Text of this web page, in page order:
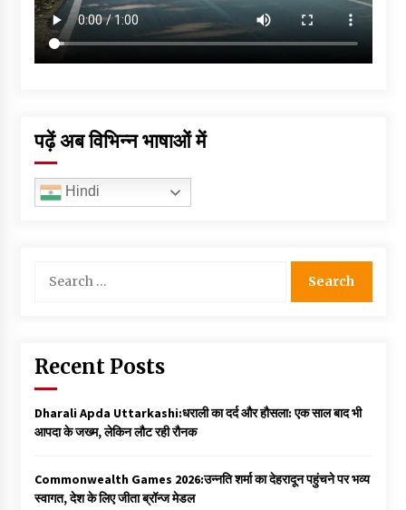
पढ़ें अब विभिन्न भाषाओं में
Hindi
for:
Recent Posts
Dharali Apda Uttarkashi:धराली का दर्द और हौसला: एक साल बाद भी
आपदा के जख्म, लेकिन लौट रही रौनक
Commonwealth Games 2026:उन्नति शर्मा का देहरादून पहुंचने पर भव्य
स्वागत, देश के लिए जीता ब्रॉन्ज मेडल